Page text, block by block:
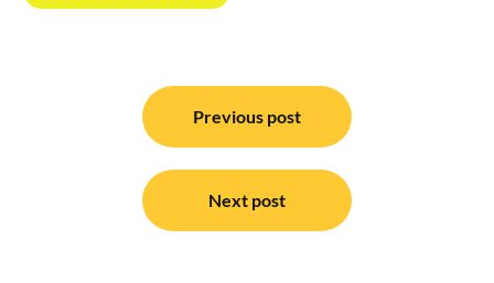
navigation
Previous post
Next post